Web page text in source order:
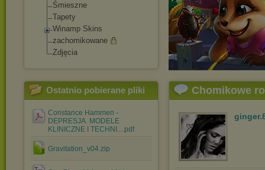
Śmieszne
Tapety
Winamp Skins
zachomikowane
Zdjęcia
Ostatnio pobierane pliki
Constance Hammen -
DEPRESJA. MODELE
KLINICZNE I TECHNI....pdf
Gravitation_v04.zip
Chomikowe